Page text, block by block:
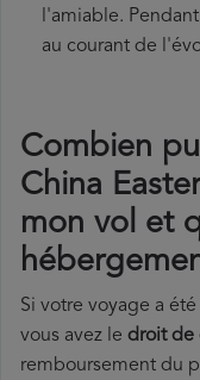
l'amiable.
au courant de
Combien
China
mon vol et
Si votre voyage a
vous avez le droit de
remboursement du